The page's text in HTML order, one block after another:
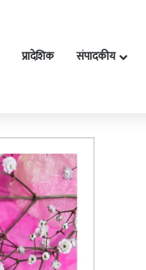
प्रादेशिक संपादकीय